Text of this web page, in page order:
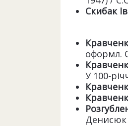
Скибак
оформл.
У 100-
Денисюк